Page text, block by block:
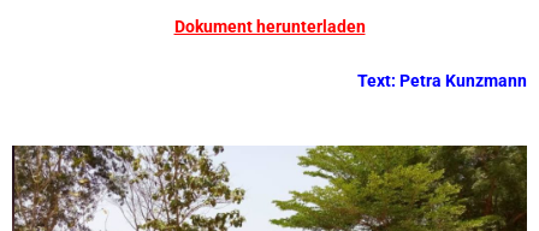
Dokument herunterladen
Text: Petra Kunzmann